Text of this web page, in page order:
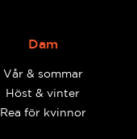
Dam
Vår & sommar
Höst & vinter
Rea för kvinnor